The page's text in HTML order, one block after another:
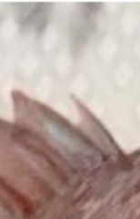
釣果速報
料金案内
よくあるご質問